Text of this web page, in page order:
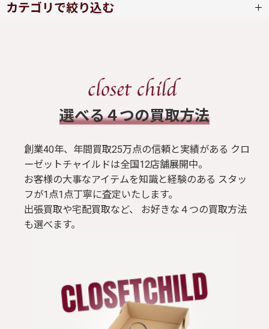
カテゴリで絞り込む
ブラウス / シャツ
トップス
Tシャツ
​選べる４つの買取方法
創業40年、年間買取25万点の信頼と実績がある クロ
ーゼットチャイルドは全国12店舗展開中。
お客様の大事なアイテムを知識と経験のある スタッ
フが1点1点丁寧に査定いたします。
出張買取や宅配買取など、 お好きな４つの買取方法
も選べます。